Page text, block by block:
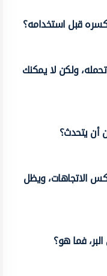
قبل استخدامه؟
ولكن لا يمكنك
يتحدث؟
الاتجاهات، ويظل
فما هو؟